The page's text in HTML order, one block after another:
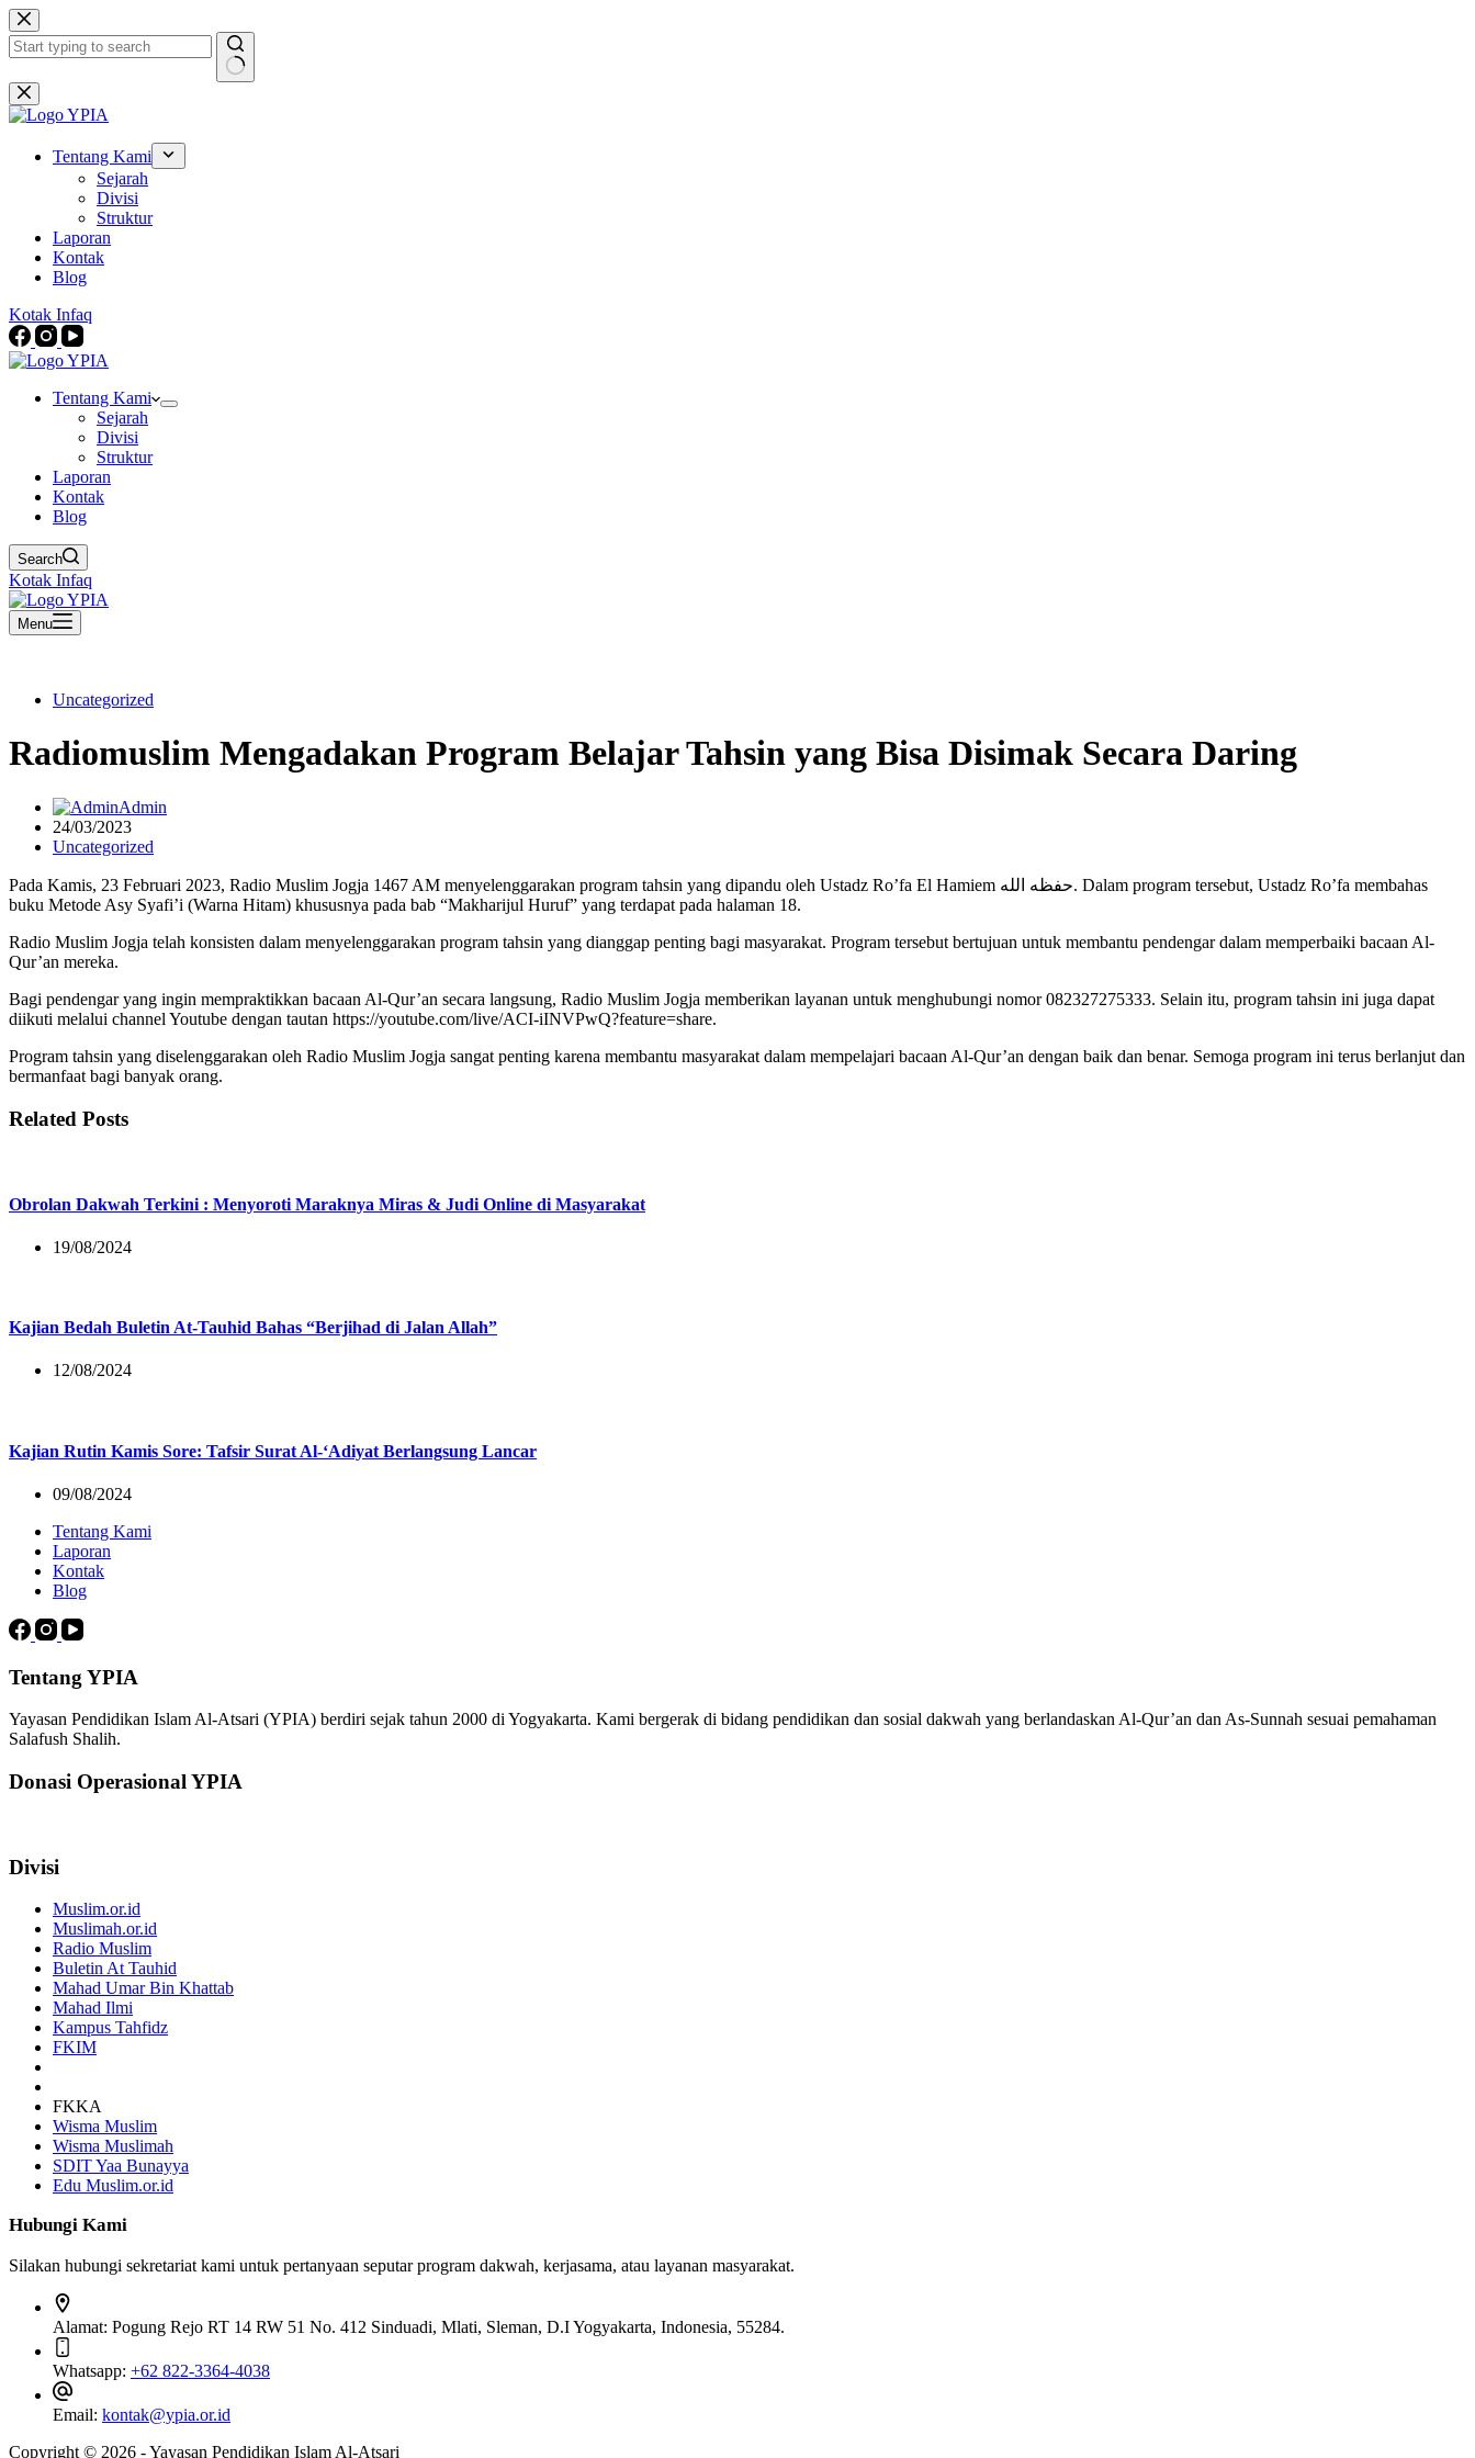
Skip
to
content
No
results
Tentang Kami
Sejarah
Divisi
Struktur
Laporan
Kontak
Blog
Kotak Infaq
Tentang Kami
Sejarah
Divisi
Struktur
Laporan
Kontak
Blog
Search
Kotak Infaq
Menu
Uncategorized
Radiomuslim Mengadakan Program Belajar Tahsin yang Bisa Disimak Secara Daring
Admin
24/03/2023
Uncategorized
Pada Kamis, 23 Februari 2023, Radio Muslim Jogja 1467 AM menyelenggarakan program tahsin yang dipandu oleh Ustadz Ro’fa El Hamiem حفظه الله. Dalam program tersebut, Ustadz Ro’fa membahas
buku Metode Asy Syafi’i (Warna Hitam) khususnya pada bab “Makharijul Huruf” yang terdapat pada halaman 18.
Radio Muslim Jogja telah konsisten dalam menyelenggarakan program tahsin yang dianggap penting bagi masyarakat. Program tersebut bertujuan untuk membantu pendengar dalam memperbaiki bacaan Al-
Qur’an mereka.
Bagi pendengar yang ingin mempraktikkan bacaan Al-Qur’an secara langsung, Radio Muslim Jogja memberikan layanan untuk menghubungi nomor 082327275333. Selain itu, program tahsin ini juga dapat
diikuti melalui channel Youtube dengan tautan https://youtube.com/live/ACI-iINVPwQ?feature=share.
Program tahsin yang diselenggarakan oleh Radio Muslim Jogja sangat penting karena membantu masyarakat dalam mempelajari bacaan Al-Qur’an dengan baik dan benar. Semoga program ini terus berlanjut dan
bermanfaat bagi banyak orang.
Related Posts
Obrolan Dakwah Terkini : Menyoroti Maraknya Miras & Judi Online di Masyarakat
19/08/2024
Kajian Bedah Buletin At-Tauhid Bahas “Berjihad di Jalan Allah”
12/08/2024
Kajian Rutin Kamis Sore: Tafsir Surat Al-‘Adiyat Berlangsung Lancar
09/08/2024
Tentang Kami
Laporan
Kontak
Blog
Tentang YPIA
Yayasan Pendidikan Islam Al-Atsari (YPIA) berdiri sejak tahun 2000 di Yogyakarta. Kami bergerak di bidang pendidikan dan sosial dakwah yang berlandaskan Al-Qur’an dan As-Sunnah sesuai pemahaman
Salafush Shalih.
Donasi Operasional YPIA
Divisi
Muslim.or.id
Muslimah.or.id
Radio Muslim
Buletin At Tauhid
Mahad Umar Bin Khattab
Mahad Ilmi
Kampus Tahfidz
FKIM
FKKA
Wisma Muslim
Wisma Muslimah
SDIT Yaa Bunayya
Edu Muslim.or.id
Hubungi Kami
Silakan hubungi sekretariat kami untuk pertanyaan seputar program dakwah, kerjasama, atau layanan masyarakat.
Alamat: Pogung Rejo RT 14 RW 51 No. 412 Sinduadi, Mlati, Sleman, D.I Yogyakarta, Indonesia, 55284.
Whatsapp: +62 822-3364-4038
Email: kontak@ypia.or.id
Copyright © 2026 - Yayasan Pendidikan Islam Al-Atsari